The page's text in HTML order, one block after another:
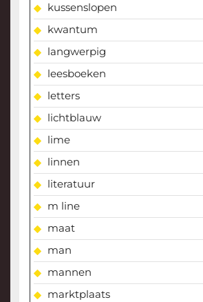
kussenslopen
kwantum
langwerpig
leesboeken
letters
lichtblauw
lime
linnen
literatuur
m line
maat
man
mannen
marktplaats